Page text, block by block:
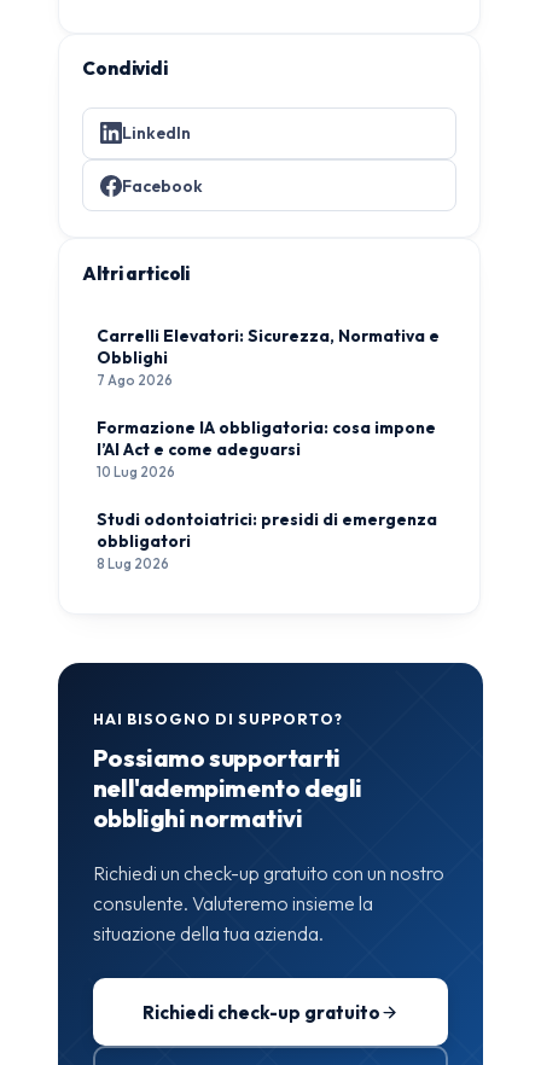
Condividi
LinkedIn
Facebook
Altri articoli
Carrelli Elevatori: Sicurezza, Normativa e
Obblighi
7 Ago 2026
Formazione IA obbligatoria: cosa impone
l’AI Act e come adeguarsi
10 Lug 2026
Studi odontoiatrici: presidi di emergenza
obbligatori
8 Lug 2026
HAI BISOGNO DI SUPPORTO?
Possiamo supportarti
nell'adempimento degli
obblighi normativi
Richiedi un check-up gratuito con un nostro
consulente. Valuteremo insieme la
situazione della tua azienda.
Richiedi check-up gratuito